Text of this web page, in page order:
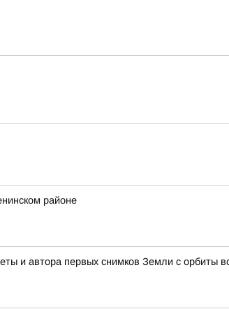
районе
и автора первых снимков Земли с орбиты